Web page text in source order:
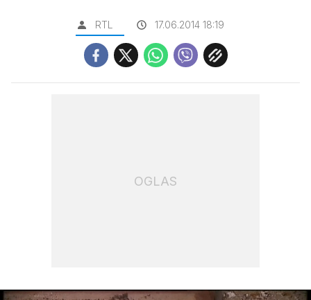
RTL 17.06.2014 18:19
OGLAS